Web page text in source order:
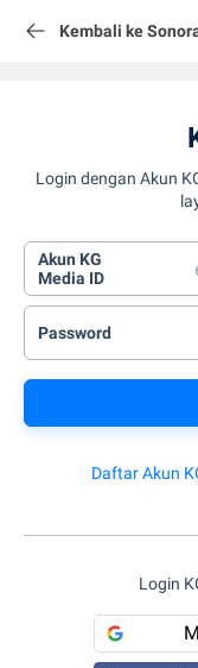
Kembali ke
Login dengan Akun
Akun KG
Media ID
Password
Daftar Akun
Login